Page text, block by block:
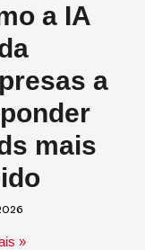
a IA
a
mais
»